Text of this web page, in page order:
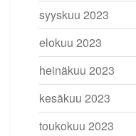
syyskuu 2023
elokuu 2023
heinäkuu 2023
kesäkuu 2023
toukokuu 2023